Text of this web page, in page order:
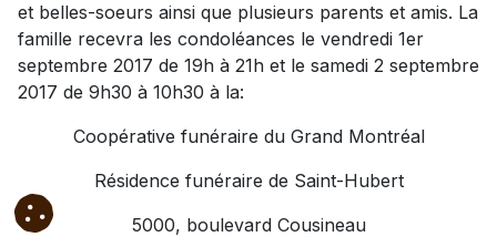
et belles-soeurs ainsi que plusieurs parents et amis. La
famille recevra les condoléances le vendredi 1er
septembre 2017 de 19h à 21h et le samedi 2 septembre
2017 de 9h30 à 10h30 à la:
Coopérative funéraire du Grand Montréal
Résidence funéraire de Saint-Hubert
5000, boulevard Cousineau